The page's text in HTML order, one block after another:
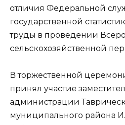
отличия Федеральной
государственной
труды в проведении
сельскохозяйственной
В торжественной
принял участие
администрации
муниципального района